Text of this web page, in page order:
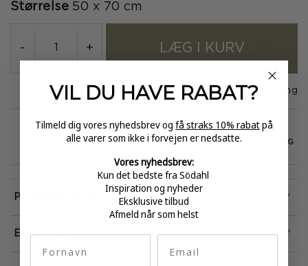
Størrelse 50 x 70 cm
- + LÆG I KURV
På lager 1-3 dages levering
GRATIS FRAGT
E-MÆRKET
HURTIG LEVERING
Egenskaber
Produktinformation
VIL DU HAVE RABAT?
Tilmeld dig vores nyhedsbrev og få straks 10% rabatpå
alle varer som ikke i forvejen er nedsatte.
Vores nyhedsbrev:
Kun det bedste fra Södahl
Inspiration og nyheder
Eksklusive tilbud
Afmeld når som helst